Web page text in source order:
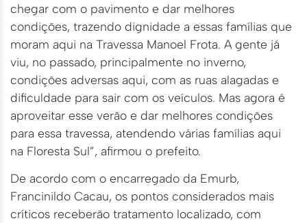
chegar com o pavimento e dar melhores
condições, trazendo dignidade a essas famílias que
moram aqui na Travessa Manoel Frota. A gente já
viu, no passado, principalmente no inverno,
condições adversas aqui, com as ruas alagadas e
dificuldade para sair com os veículos. Mas agora é
aproveitar esse verão e dar melhores condições
para essa travessa, atendendo várias famílias aqui
na Floresta Sul”, afirmou o prefeito.
De acordo com o encarregado da Emurb,
Francinildo Cacau, os pontos considerados mais
críticos receberão tratamento localizado, com